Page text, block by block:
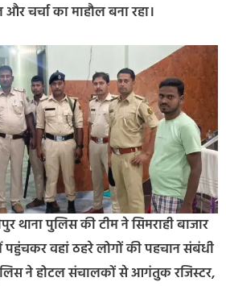
का माहौल बना रहा।
थाना पुलिस की टीम ने सिमराही बाजार
वहां ठहरे लोगों की पहचान संबंधी
ने होटल संचालकों से आगंतुक रजिस्टर,